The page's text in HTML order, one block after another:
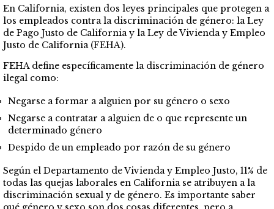
En California, existen dos leyes principales que protegen a
los empleados contra la discriminación de género: la Ley
de Pago Justo de California y la Ley de Vivienda y Empleo
Justo de California (FEHA).
FEHA define específicamente la discriminación de género
ilegal como:
Negarse a formar a alguien por su género o sexo
Negarse a contratar a alguien de o que represente un
determinado género
Despido de un empleado por razón de su género
Según el Departamento de Vivienda y Empleo Justo, 11% de
todas las quejas laborales en California se atribuyen a la
discriminación sexual y de género. Es importante saber